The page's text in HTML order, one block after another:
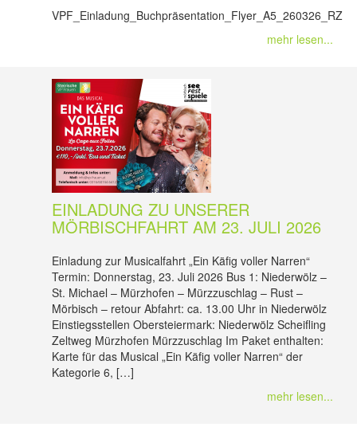
VPF_Einladung_Buchpräsentation_Flyer_A5_260326_RZ
mehr lesen...
EINLADUNG ZU UNSERER
MÖRBISCHFAHRT AM 23. JULI 2026
Einladung zur Musicalfahrt „Ein Käfig voller Narren“
Termin: Donnerstag, 23. Juli 2026 Bus 1: Niederwölz –
St. Michael – Mürzhofen – Mürzzuschlag – Rust –
Mörbisch – retour Abfahrt: ca. 13.00 Uhr in Niederwölz
Einstiegsstellen Obersteiermark: Niederwölz Scheifling
Zeltweg Mürzhofen Mürzzuschlag Im Paket enthalten:
Karte für das Musical „Ein Käfig voller Narren“ der
Kategorie 6, […]
mehr lesen...